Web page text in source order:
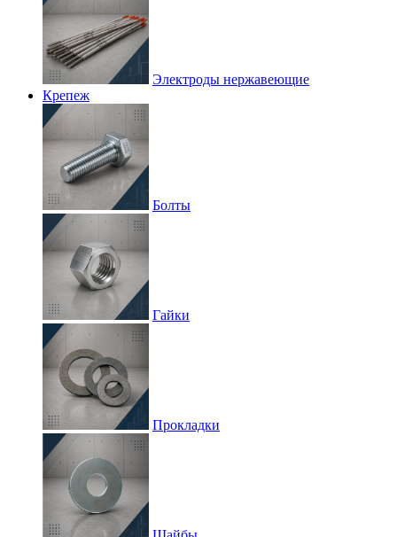
Электроды нержавеющие
Крепеж
Болты
Гайки
Прокладки